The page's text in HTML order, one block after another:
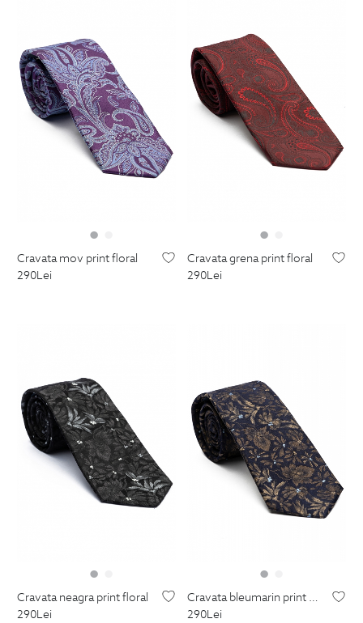
cravata mov print floral
290Lei
cravata grena print floral
290Lei
cravata neagra print floral
290Lei
cravata bleumarin print floral
290Lei